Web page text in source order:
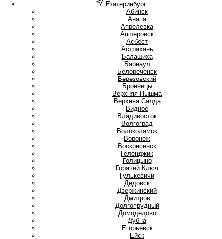
Екатеринбург
Абинск
Анапа
Апрелевка
Апшеронск
Асбест
Астрахань
Балашиха
Барнаул
Белореченск
Березовский
Бронницы
Верхняя Пышма
Верхняя Салда
Видное
Владивосток
Волгоград
Волоколамск
Воронеж
Воскресенск
Геленджик
Голицыно
Горячий Ключ
Гулькевичи
Дедовск
Дзержинский
Дмитров
Долгопрудный
Домодедово
Дубна
Егорьевск
Ейск